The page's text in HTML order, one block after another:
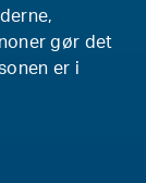
gør det
er i